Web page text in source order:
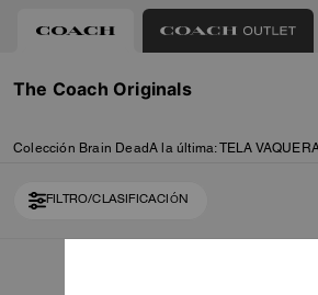
The Coach Originals
Colección Brain DeadA la última: TELA
FILTRO/CLASIFICACIÓN